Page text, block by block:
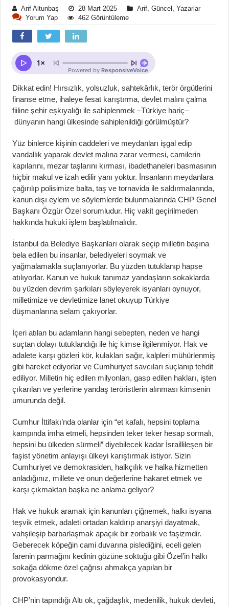
Arif Altunbaş 28 Mart 2025 Arif ,Güncel ,Yazarlar
Yorum Yap
462 Görüntüleme
Dikkat edin! Hırsızlık, yolsuzluk, sahtekârlık, terör örgütlerini
finanse etme, ihaleye fesat karıştırma, devlet malını çalma
fiiline şehir eşkıyalığı ile sahiplenmek –Türkiye hariç–
dünyanın hangi ülkesinde sahiplenildiği görülmüştür?
Yüz binlerce kişinin caddeleri ve meydanları işgal edip
vandallık yaparak devlet malına zarar vermesi, camilerin
kapılarını, mezar taşlarını kırması, ibadethaneleri basmasının
hiçbir makul ve izah edilir yanı yoktur. İnsanların meydanlara
çağırılıp polisimize balta, taş ve tornavida ile saldırmalarında,
kanun dışı eylem ve söylemlerde bulunmalarında CHP Genel
Başkanı Özgür Özel sorumludur. Hiç vakit geçirilmeden
hakkında hukuki işlem başlatılmalıdır.
İstanbul da Belediye Başkanları olarak seçip milletin başına
bela edilen bu insanlar, belediyeleri soymak ve
yağmalamakla suçlanıyorlar. Bu yüzden tutuklanıp hapse
atılıyorlar. Kanun ve hukuk tanımaz yandaşların sokaklarda
bu yüzden devrim şarkıları söyleyerek isyanları oynuyor,
milletimize ve devletimize lanet okuyup Türkiye
düşmanlarına selam çakıyorlar.
İçeri atılan bu adamların hangi sebepten, neden ve hangi
suçtan dolayı tutuklandığı ile hiç kimse ilgilenmiyor. Hak ve
adalete karşı gözleri kör, kulakları sağır, kalpleri mühürlenmiş
gibi hareket ediyorlar ve Cumhuriyet savcıları suçlanıp tehdit
ediliyor. Milletin hiç edilen milyonları, gasp edilen hakları, işten
çıkarılan ve yerlerine yandaş teröristlerin alınması kimsenin
umurunda değil.
Cumhur İttifakı’nda olanlar için “et kafalı, hepsini toplama
kampında imha etmeli, hepsinden teker teker hesap sormalı,
hepsini bu ülkeden sürmeli” diyebilecek kadar İsraillileşen bir
faşist yönetim anlayışı ülkeyi karıştırmak istiyor. Sizin
Cumhuriyet ve demokrasiden, halkçılık ve halka hizmetten
anladığınız, millete ve onun değerlerine hakaret etmek ve
karşı çıkmaktan başka ne anlama geliyor?
Hak ve hukuk aramak için kanunları çiğnemek, halkı isyana
teşvik etmek, adaleti ortadan kaldırıp anarşiyi dayatmak,
vahşileşip barbarlaşmak apaçık bir zorbalık ve faşizmdir.
Geberecek köpeğin cami duvarına pislediğini, eceli gelen
farenin parmağını kedinin gözüne soktuğu gibi Özel’in halkı
sokağa dökme özel çağrısı ahmakça yapılan bir
provokasyondur.
CHP’nin tapındığı Altı ok, çağdaşlık, medenilik, hukuk devleti,